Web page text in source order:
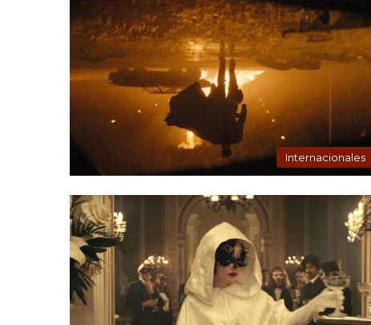
Internacionales